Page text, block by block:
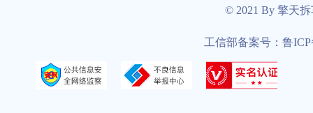
© 2021 By 擎天
工信部备案号：鲁